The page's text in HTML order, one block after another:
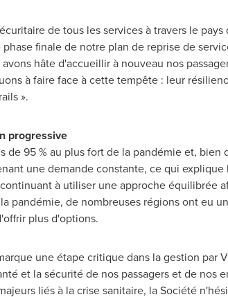
de tous les services à travers le
finale de notre plan de reprise de
hâte d'accueillir à nouveau nos
à faire face à cette tempête : leur
».
progressive
de 95 % au plus fort de la pandémie et,
une demande constante, ce qui
à utiliser une approche équilibrée
pandémie, de nombreuses régions ont eu
plus d'options.
une étape critique dans la gestion par
et la sécurité de nos passagers et de nos
liés à la crise sanitaire, la Société